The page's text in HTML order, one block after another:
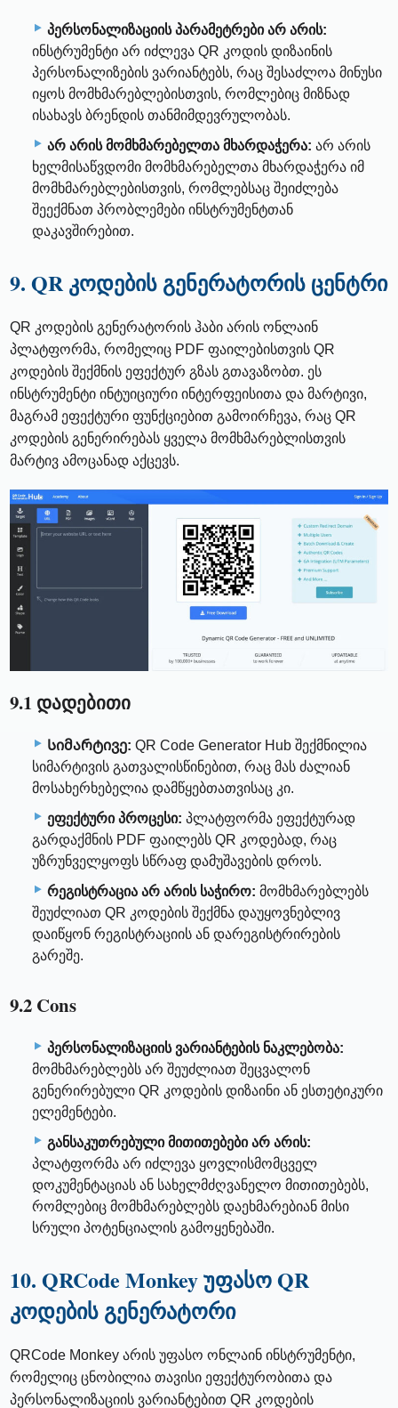
პერსონალიზაციის პარამეტრები არ არის:
ინსტრუმენტი არ იძლევა QR კოდის დიზაინის
პერსონალიზების ვარიანტებს, რაც შესაძლოა მინუსი
იყოს მომხმარებლებისთვის, რომლებიც მიზნად
ისახავს ბრენდის თანმიმდევრულობას.
არ არის მომხმარებელთა მხარდაჭერა: არ არის
ხელმისაწვდომი მომხმარებელთა მხარდაჭერა იმ
მომხმარებლებისთვის, რომლებსაც შეიძლება
შეექმნათ პრობლემები ინსტრუმენტთან
დაკავშირებით.
9. QR კოდების გენერატორის ცენტრი
QR კოდების გენერატორის ჰაბი არის ონლაინ
პლატფორმა, რომელიც PDF ფაილებისთვის QR
კოდების შექმნის ეფექტურ გზას გთავაზობთ. ეს
ინსტრუმენტი ინტუიციური ინტერფეისითა და მარტივი,
მაგრამ ეფექტური ფუნქციებით გამოირჩევა, რაც QR
კოდების გენერირებას ყველა მომხმარებლისთვის
მარტივ ამოცანად აქცევს.
9.1 დადებითი
Სიმარტივე: QR Code Generator Hub შექმნილია
სიმარტივის გათვალისწინებით, რაც მას ძალიან
მოსახერხებელია დამწყებთათვისაც კი.
ეფექტური პროცესი: პლატფორმა ეფექტურად
გარდაქმნის PDF ფაილებს QR კოდებად, რაც
უზრუნველყოფს სწრაფ დამუშავების დროს.
რეგისტრაცია არ არის საჭირო: მომხმარებლებს
შეუძლიათ QR კოდების შექმნა დაუყოვნებლივ
დაიწყონ რეგისტრაციის ან დარეგისტრირების
გარეშე.
9.2 Cons
პერსონალიზაციის ვარიანტების ნაკლებობა:
მომხმარებლებს არ შეუძლიათ შეცვალონ
გენერირებული QR კოდების დიზაინი ან ესთეტიკური
ელემენტები.
განსაკუთრებული მითითებები არ არის:
პლატფორმა არ იძლევა ყოვლისმომცველ
დოკუმენტაციას ან სახელმძღვანელო მითითებებს,
რომლებიც მომხმარებლებს დაეხმარებიან მისი
სრული პოტენციალის გამოყენებაში.
10. QRCode Monkey უფასო QR
კოდების გენერატორი
QRCode Monkey არის უფასო ონლაინ ინსტრუმენტი,
რომელიც ცნობილია თავისი ეფექტურობითა და
პერსონალიზაციის ვარიანტებით QR კოდების